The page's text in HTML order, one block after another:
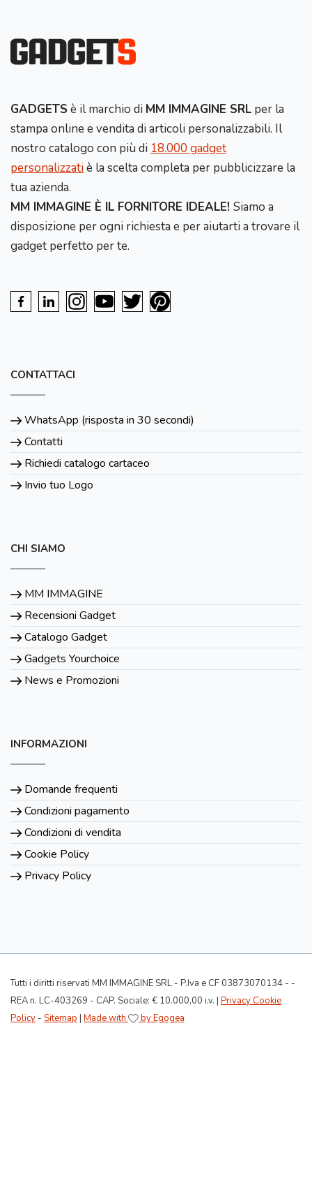
GADGETS è il marchio di MM IMMAGINE SRL per la
stampa online e vendita di articoli personalizzabili. Il
nostro catalogo con più di 18.000 gadget
personalizzatiè la scelta completa per pubblicizzare la
tua azienda.
MM IMMAGINE È IL FORNITORE IDEALE! Siamo a
disposizione per ogni richiesta e per aiutarti a trovare il
gadget perfetto per te.
CONTATTACI
WhatsApp (risposta in 30 secondi)
Contatti
Richiedi catalogo cartaceo
Invio tuo Logo
CHI SIAMO
MM IMMAGINE
Recensioni Gadget
Catalogo Gadget
Gadgets Yourchoice
News e Promozioni
INFORMAZIONI
Domande frequenti
Condizioni pagamento
Condizioni di vendita
Cookie Policy
Privacy Policy
Tutti i diritti riservati MM IMMAGINE SRL - P.Iva e CF 03873070134 - -
REA n. LC-403269 - CAP. Sociale: € 10.000,00 i.v. | Privacy Cookie
Policy - Sitemap | Made with by Egogea